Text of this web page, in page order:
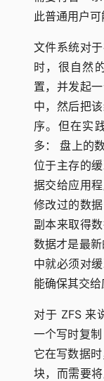
此普通用户可
文件系统对
时，很自然
置，并发起
中，然后把
序。但在实
多： 盘上的
位于主存的
据交给应用
修改过的数
副本来取得
数据才是最
中就必须对
能确保其交给
对于 ZFS 来
一个写时复
它在写数据
块，而需要